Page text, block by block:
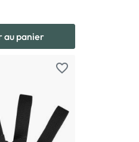
au panier
favorite_border